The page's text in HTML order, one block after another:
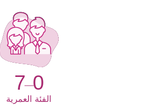
0
–
7
الفئة العمرية